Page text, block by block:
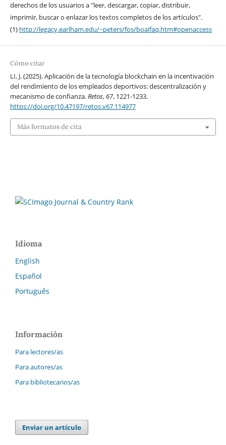
derechos de los usuarios a "leer, descargar, copiar, distribuir,
imprimir, buscar o enlazar los textos completos de los artículos".
(1) http://legacy.earlham.edu/~peters/fos/boaifaq.htm#openaccess
Cómo citar
LI, J. (2025). Aplicación de la tecnología blockchain en la incentivación
del rendimiento de los empleados deportivos: descentralización y
mecanismo de confianza.Retos,67, 1221-1233.
https://doi.org/10.47197/retos.v67.114977
Más formatos de cita
Idioma
English
Español
Português
Información
Para lectores/as
Para autores/as
Para bibliotecarios/as
Enviar un artículo